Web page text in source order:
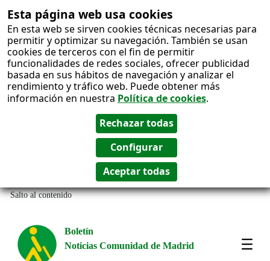
Esta página web usa cookies
En esta web se sirven cookies técnicas necesarias para
permitir y optimizar su navegación. También se usan
cookies de terceros con el fin de permitir
funcionalidades de redes sociales, ofrecer publicidad
basada en sus hábitos de navegación y analizar el
rendimiento y tráfico web. Puede obtener más
información en nuestra Política de cookies.
Salto al contenido
Boletín
Noticias Comunidad de Madrid